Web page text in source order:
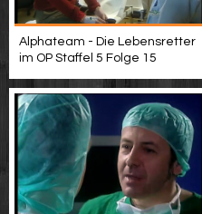
Alphateam - Die Lebensretter
im OP Staffel 5 Folge 15